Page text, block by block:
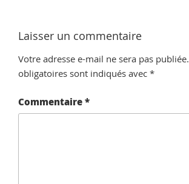
Laisser un commentaire
Votre adresse e-mail ne sera pas publiée.
obligatoires sont indiqués avec *
Commentaire*